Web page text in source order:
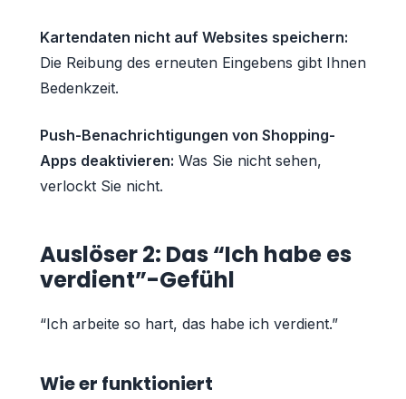
Kartendaten nicht auf Websites speichern:
Die Reibung des erneuten Eingebens gibt Ihnen
Bedenkzeit.
Push-Benachrichtigungen von Shopping-
Apps deaktivieren: Was Sie nicht sehen,
verlockt Sie nicht.
Auslöser 2: Das “Ich habe es
verdient”-Gefühl
“Ich arbeite so hart, das habe ich verdient.”
Wie er funktioniert